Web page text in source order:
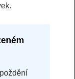
nebo jste tu
že ochrana
zpracování
a dbáme na
a co s